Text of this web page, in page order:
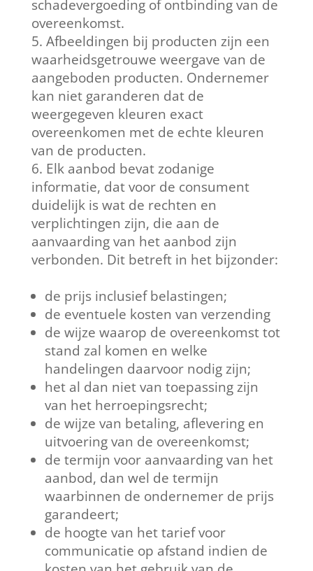
schadevergoeding of ontbinding van de
overeenkomst.
Afbeeldingen bij producten zijn een
waarheidsgetrouwe weergave van de
aangeboden producten. Ondernemer
kan niet garanderen dat de
weergegeven kleuren exact
overeenkomen met de echte kleuren
van de producten.
Elk aanbod bevat zodanige
informatie, dat voor de consument
duidelijk is wat de rechten en
verplichtingen zijn, die aan de
aanvaarding van het aanbod zijn
verbonden. Dit betreft in het bijzonder:
de prijs inclusief belastingen;
de eventuele kosten van verzending
de wijze waarop de overeenkomst tot
stand zal komen en welke
handelingen daarvoor nodig zijn;
het al dan niet van toepassing zijn
van het herroepingsrecht;
de wijze van betaling, aflevering en
uitvoering van de overeenkomst;
de termijn voor aanvaarding van het
aanbod, dan wel de termijn
waarbinnen de ondernemer de prijs
garandeert;
de hoogte van het tarief voor
communicatie op afstand indien de